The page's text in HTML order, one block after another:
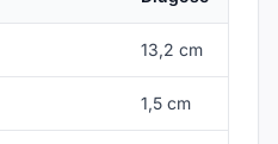
13,2 cm
1,5 cm